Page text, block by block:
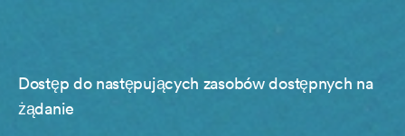
Dostęp do następujących zasobów dostępnych na
żądanie